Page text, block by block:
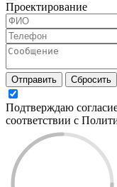
Проектирование
Отправить Сбросить
Подтверждаю
соответствии с